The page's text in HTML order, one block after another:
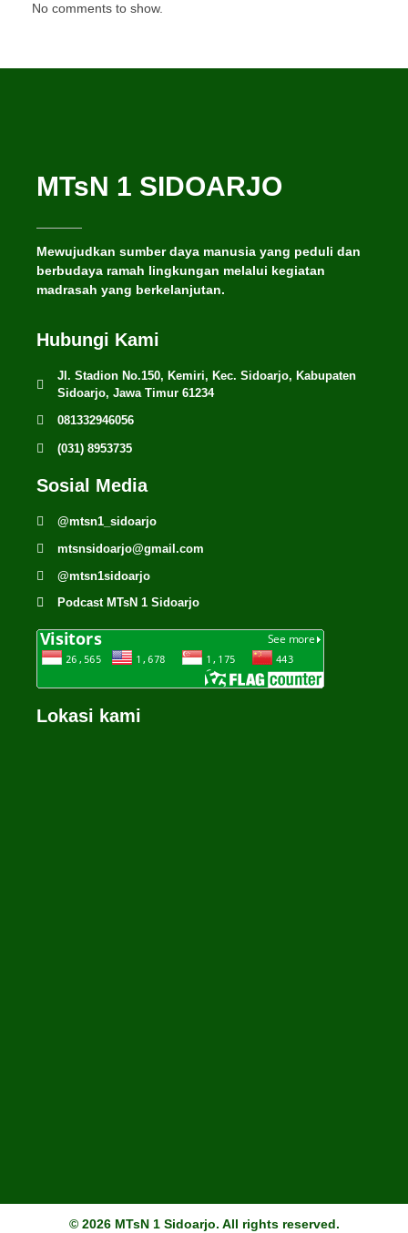
No comments to show.
MTsN 1 SIDOARJO
Mewujudkan sumber daya manusia yang peduli dan
berbudaya ramah lingkungan melalui kegiatan
madrasah yang berkelanjutan.
Hubungi Kami
Jl. Stadion No.150, Kemiri, Kec. Sidoarjo, Kabupaten
Sidoarjo, Jawa Timur 61234
081332946056
(031) 8953735
Sosial Media
@mtsn1_sidoarjo
mtsnsidoarjo@gmail.com
@mtsn1sidoarjo
Podcast MTsN 1 Sidoarjo
Lokasi kami
© 2026 MTsN 1 Sidoarjo. All rights reserved.